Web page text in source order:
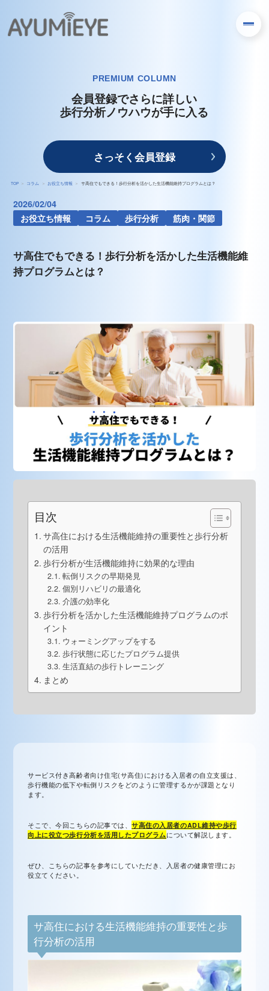
PREMIUM COLUMN
会員登録でさらに詳しい
歩行分析ノウハウが手に入る
さっそく会員登録
TOP コラム お役立ち情報 サ高住でもできる！歩行分析を活かした生活機能維持プログラムとは？
2026/02/04
お役立ち情報
コラム 歩行分析 筋肉・関節
サ高住でもできる！歩行分析を活かした生活機能維
持プログラムとは？
目次
サ高住における生活機能維持の重要性と歩行分析
の活用
歩行分析が生活機能維持に効果的な理由
転倒リスクの早期発見
個別リハビリの最適化
介護の効率化
歩行分析を活かした生活機能維持プログラムのポ
イント
ウォーミングアップをする
歩行状態に応じたプログラム提供
生活直結の歩行トレーニング
まとめ
サービス付き高齢者向け住宅(サ高住)における入居者の自立支援は、
歩行機能の低下や転倒リスクをどのように管理するかが課題となり
ます。
そこで、今回こちらの記事では、サ高住の入居者のADL維持や歩行
向上に役立つ歩行分析を活用したプログラム について解説します。
ぜひ、こちらの記事を参考にしていただき、入居者の健康管理にお
役立てください。
サ高住における生活機能維持の重要性と歩
行分析の活用